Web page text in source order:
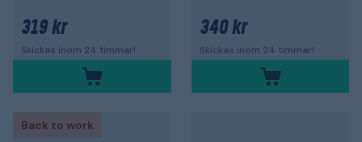
319 kr
Skickas inom 24 timmar!
340 kr
Skickas inom 24 timmar!
Back to work